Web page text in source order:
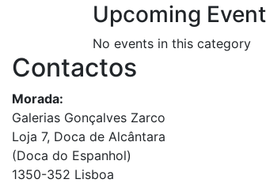
Upcoming
No events in this category
Contactos
Morada:
Galerias Gonçalves Zarco
Loja 7, Doca de Alcântara
(Doca do Espanhol)
1350-352 Lisboa